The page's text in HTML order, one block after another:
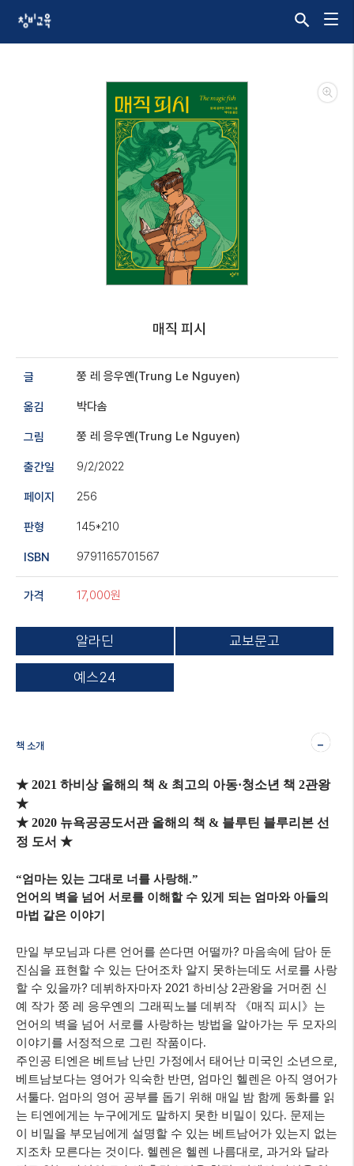
매직 피시
글 쭝 레 응우옌(Trung Le Nguyen)
옮김 박다솜
그림 쭝 레 응우옌(Trung Le Nguyen)
출간일 9/2/2022
페이지 256
판형 145*210
ISBN 9791165701567
가격 17,000원
알라딘 교보문고
예스24
-
책 소개
★ 2021 하비상 올해의 책 & 최고의 아동·청소년 책 2관왕
★
★ 2020 뉴욕공공도서관 올해의 책 & 블루틴 블루리본 선
정 도서 ★
“엄마는 있는 그대로 너를 사랑해.”
언어의 벽을 넘어 서로를 이해할 수 있게 되는 엄마와 아들의
마법 같은 이야기
만일 부모님과 다른 언어를 쓴다면 어떨까? 마음속에 담아 둔
진심을 표현할 수 있는 단어조차 알지 못하는데도 서로를 사랑
할 수 있을까? 데뷔하자마자 2021 하비상 2관왕을 거머쥔 신
예 작가 쭝 레 응우옌의 그래픽노블 데뷔작
《매직 피시 》 는
언어의 벽을 넘어 서로를 사랑하는 방법을 알아가는 두 모자의
이야기를 서정적으로 그린 작품이다.
주인공 티엔은 베트남 난민 가정에서 태어난 미국인 소년으로,
베트남보다는 영어가 익숙한 반면 , 엄마인 헬렌은 아직 영어가
서툴다. 엄마의 영어 공부를 돕기 위해 매일 밤 함께 동화를 읽
는 티엔에게는 누구에게도 말하지 못한 비밀이 있다. 문제는
이 비밀을 부모님에게 설명할 수 있는 베트남어가 있는지 없는
지조차 모른다는 것이다. 헬렌은 헬렌 나름대로, 과거와 달라